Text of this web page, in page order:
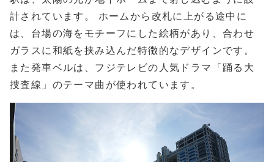
計されています。 ホームから改札に上がる途中に
は、台場の海をモチーフにした絵柄があり、合わせ
ガラスに和紙を挟み込んだ特徴的なデザインです。
また発車ベルは、フジテレビの人気ドラマ「踊る大
捜査線」のテーマ曲が使われています。